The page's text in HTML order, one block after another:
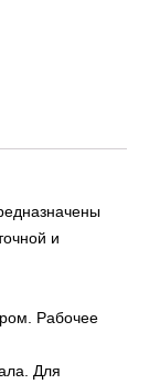
и
Рабочее
Для